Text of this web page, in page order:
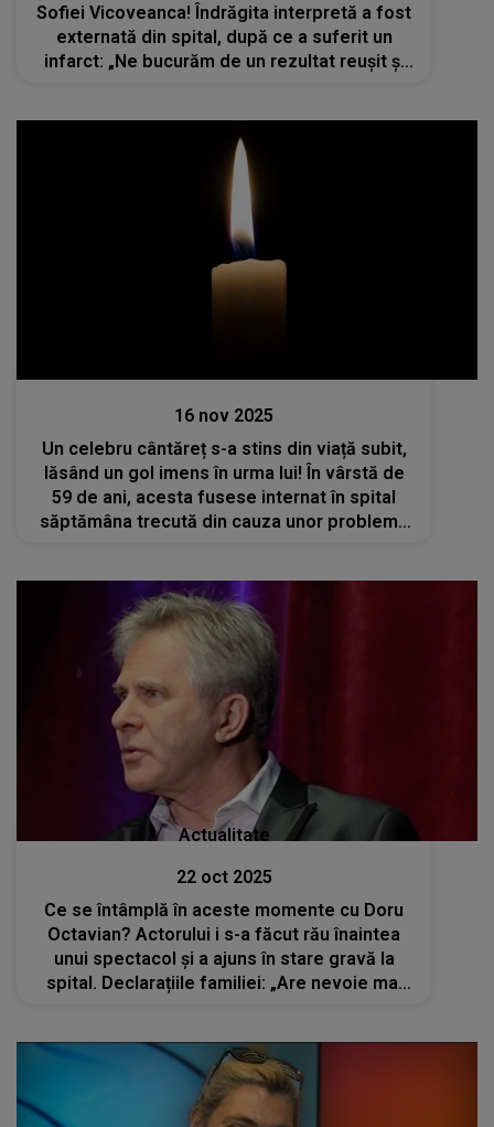
Sofiei Vicoveanca! Îndrăgita interpretă a fost
externată din spital, după ce a suferit un
infarct: „Ne bucurăm de un rezultat reușit și
16 nov 2025
Un celebru cântăreț s-a stins din viață subit,
lăsând un gol imens în urma lui! În vârstă de
59 de ani, acesta fusese internat în spital
săptămâna trecută din cauza unor probleme
Actualitate
22 oct 2025
Ce se întâmplă în aceste momente cu Doru
Octavian? Actorului i s-a făcut rău înaintea
unui spectacol și a ajuns în stare gravă la
spital. Declarațiile familiei: „Are nevoie mai